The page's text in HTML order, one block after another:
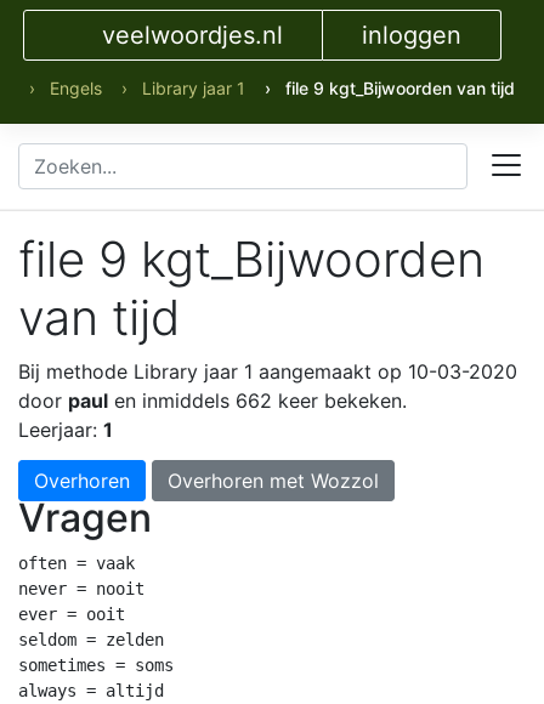
veelwoordjes.nl inloggen
› Engels › Library jaar 1 › file 9 kgt_Bijwoorden van tijd
file 9 kgt_Bijwoorden
van tijd
Bij methode Library jaar 1 aangemaakt op 10-03-2020
door paul en inmiddels 662 keer bekeken.
Leerjaar: 1
Overhoren Overhoren met Wozzol
Vragen
often = vaak
never = nooit
ever = ooit
seldom = zelden
sometimes = soms
always = altijd